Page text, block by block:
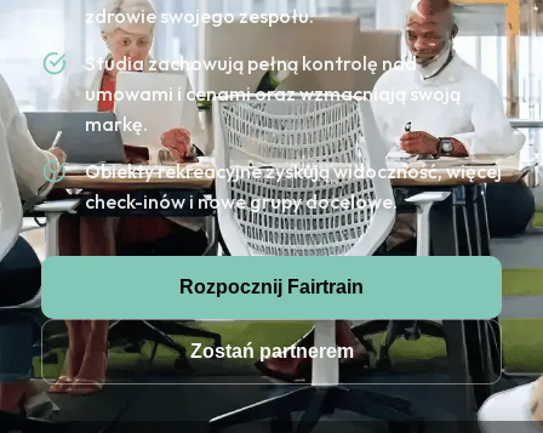
zdrowie swojego zespołu.
Studia zachowują pełną kontrolę nad
umowami i cenami oraz wzmacniają swoją
markę.
Obiekty rekreacyjne zyskują widoczność, więcej
check-inów i nowe grupy docelowe.
Rozpocznij Fairtrain
Zostań partnerem